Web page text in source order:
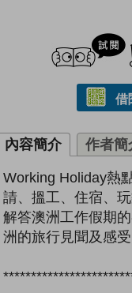
借
內容簡介 作者簡
Working Holiday熱
請、搵工、住宿、
解答澳洲工作假期
洲的旅行見聞及感受